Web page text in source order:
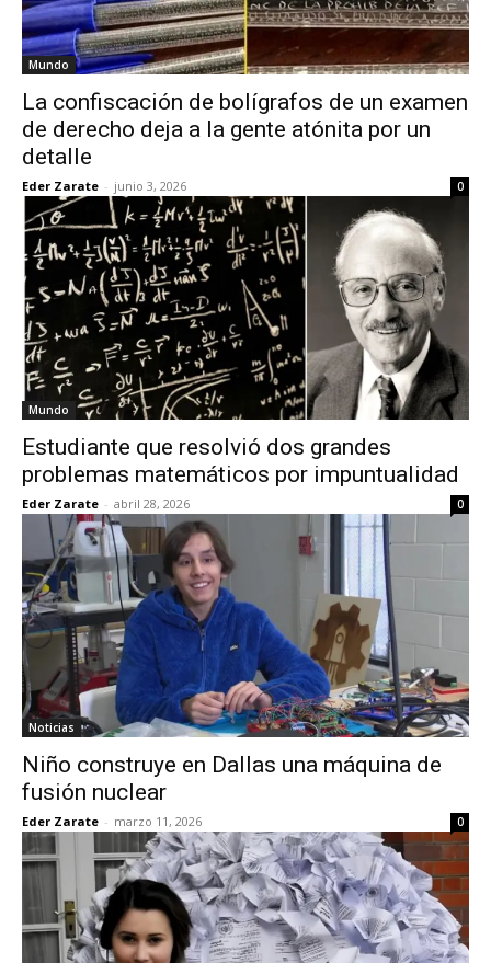
Mundo
La confiscación de bolígrafos de un examen
de derecho deja a la gente atónita por un
detalle
Eder Zarate - junio 3, 2026 0
Mundo
Estudiante que resolvió dos grandes
problemas matemáticos por impuntualidad
Eder Zarate - abril 28, 2026 0
Noticias
Niño construye en Dallas una máquina de
fusión nuclear
Eder Zarate - marzo 11, 2026 0